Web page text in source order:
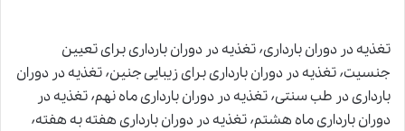
تغذیه در دوران بارداری٬ تغذیه در دوران بارداری برای تعیین
جنسیت٬ تغذیه در دوران بارداری برای زیبایی جنین٬ تغذیه در دوران
بارداری در طب سنتی٬ تغذیه در دوران بارداری ماه نهم٬ تغذیه در
دوران بارداری ماه هشتم٬ تغذیه در دوران بارداری هفته به هفته٬